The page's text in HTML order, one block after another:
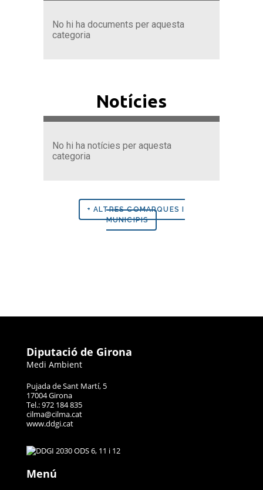
No hi ha documents per aquesta
categoria
Notícies
No hi ha notícies per aquesta
categoria
+ ALTRES COMARQUES I
MUNICIPIS
Diputació de Girona
Medi Ambient
Pujada de Sant Martí, 5
17004 Girona
Tel.: 972 184 835
cilma@cilma.cat
www.ddgi.cat
Menú